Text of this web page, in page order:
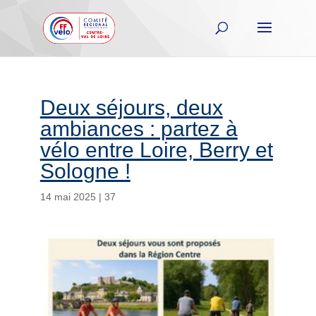
Deux séjours, deux
ambiances : partez à
vélo entre Loire, Berry et
Sologne !
14 mai 2025 | 37